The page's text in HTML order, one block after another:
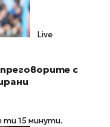
Live
с
ти 15 минути.